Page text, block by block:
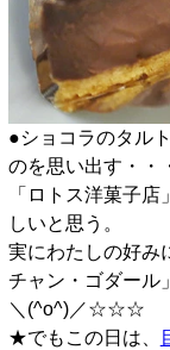
●ショコラのタル
のを思い出す・・
「ロトス洋菓子
しいと思う。
実にわたしの好み
チャン・ゴダール
＼(^o^)／☆☆☆
★でもこの日は、